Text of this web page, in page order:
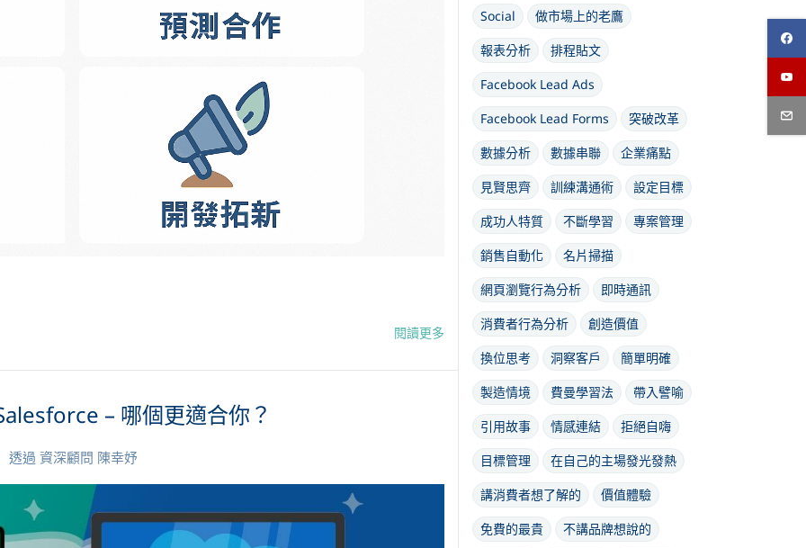
閱讀更多
– 哪個更適合你？
透過 資深顧問 陳幸妤
Social
做市場上的老鷹
報表分析
排程貼文
Facebook Lead Ads
Facebook Lead Forms
突破改革
數據分析
數據串聯
企業痛點
見賢思齊
訓練溝通術
設定目標
成功人特質
不斷學習
專案管理
銷售自動化
名片掃描
網頁瀏覽行為分析
即時通訊
消費者行為分析
創造價值
換位思考
洞察客戶
簡單明確
製造情境
費曼學習法
帶入譬喻
引用故事
情感連結
拒絕自嗨
目標管理
在自己的主場發光發熱
講消費者想了解的
價值體驗
免費的最貴
不講品牌想說的